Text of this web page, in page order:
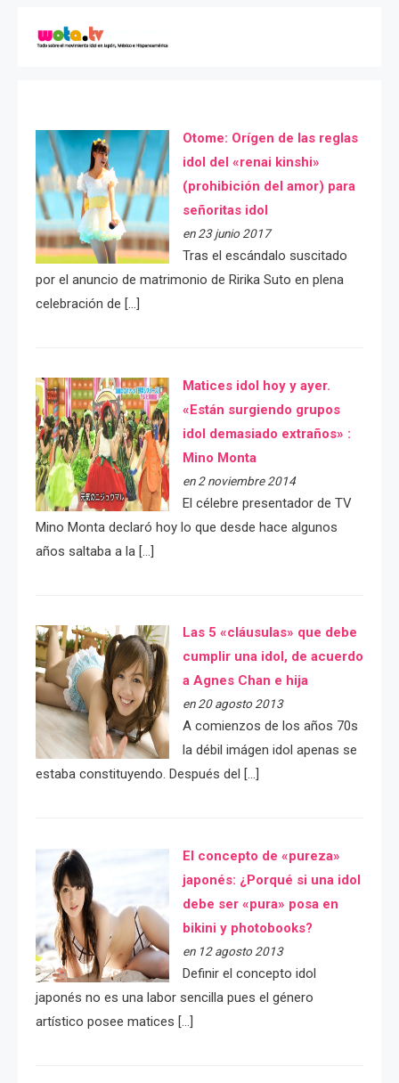
Otome: Orígen de las reglas
idol del «renai kinshi»
(prohibición del amor) para
señoritas idol
en 23 junio 2017
Tras el escándalo suscitado
por el anuncio de matrimonio de Ririka Suto en plena
celebración de […]
Matices idol hoy y ayer.
«Están surgiendo grupos
idol demasiado extraños» :
Mino Monta
en 2 noviembre 2014
El célebre presentador de TV
Mino Monta declaró hoy lo que desde hace algunos
años saltaba a la […]
Las 5 «cláusulas» que debe
cumplir una idol, de acuerdo
a Agnes Chan e hija
en 20 agosto 2013
A comienzos de los años 70s
la débil imágen idol apenas se
estaba constituyendo. Después del […]
El concepto de «pureza»
japonés: ¿Porqué si una idol
debe ser «pura» posa en
bikini y photobooks?
en 12 agosto 2013
Definir el concepto idol
japonés no es una labor sencilla pues el género
artístico posee matices […]